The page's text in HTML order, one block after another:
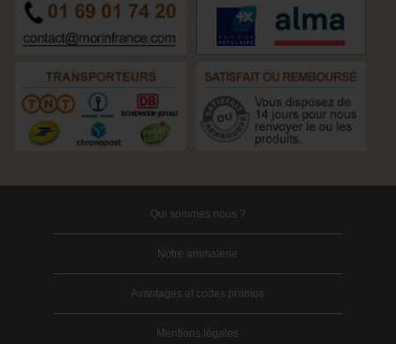
Qui sommes nous ?
Notre animalerie
Avantages et codes promos
Mentions légales